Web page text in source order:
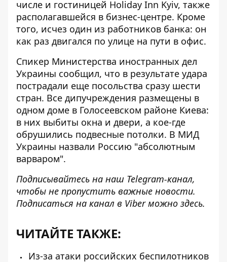
числе и гостиницей Holiday Inn Kyiv, также
располагавшейся в бизнес-центре. Кроме
того, исчез один из работников банка: он
как раз двигался по улице на пути в офис.
Спикер Министерства иностранных дел
Украины сообщил, что в результате удара
пострадали еще посольства сразу шести
стран. Все дипучреждения размещены в
одном доме в Голосеевском районе Киева:
в них выбиты окна и двери, а кое-где
обрушились подвесные потолки. В МИД
Украины назвали Россию "абсолютным
варваром".
Подписывайтесь на наш Telegram-канал,
чтобы не пропустить важные новости.
Подписаться на канал в Viber можно здесь.
ЧИТАЙТЕ ТАКЖЕ:
Из-за атаки российских беспилотников